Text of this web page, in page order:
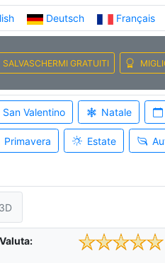
Deutsch Français
SALVASCHERMI GRATUITI
San Valentino Natale
Primavera Estate
Valuta: